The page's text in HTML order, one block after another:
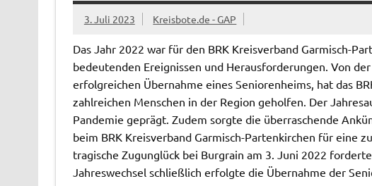
3. Juli 2023 Kreisbote.de - GAP
Das Jahr 2022 war für den BRK Kreisverband Garmisch-
bedeutenden Ereignissen und Herausforderungen. Von
erfolgreichen Übernahme eines Seniorenheims, hat das
zahlreichen Menschen in der Region geholfen. Der
Pandemie geprägt. Zudem sorgte die überraschende
beim BRK Kreisverband Garmisch-Partenkirchen für eine
tragische Zugunglück bei Burgrain am 3. Juni 2022
Jahreswechsel schließlich erfolgte die Übernahme der